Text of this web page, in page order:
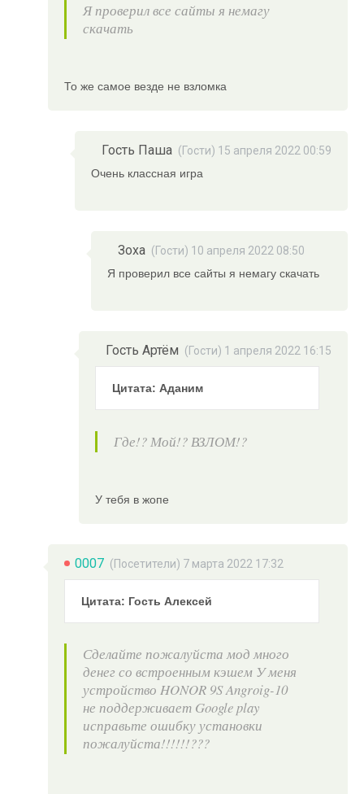
Я проверил все сайты я немагу
скачать
То же самое везде не взломка
Гость Паша (Гости) 15 апреля 2022 00:59
Очень классная игра
Зоха (Гости) 10 апреля 2022 08:50
Я проверил все сайты я немагу скачать
Гость Артём (Гости) 1 апреля 2022 16:15
Цитата: Аданим
Где!? Мой!? ВЗЛОМ!?
У тебя в жопе
0007 (Посетители) 7 марта 2022 17:32
Цитата: Гость Алексей
Сделайте пожалуйста мод много
денег со встроенным кэшем У меня
устройство HONOR 9S Angroig-10
не поддерживает Google play
исправьте ошибку установки
пожалуйста!!!!!!???